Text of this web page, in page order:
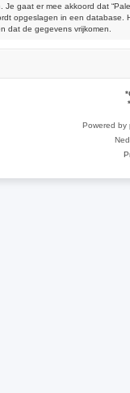
gaat er mee akkoord dat
opgeslagen in een
dat de gegevens vrijkomen.
*
*
Powered by